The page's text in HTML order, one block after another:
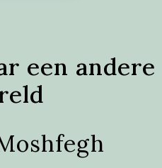
een andere